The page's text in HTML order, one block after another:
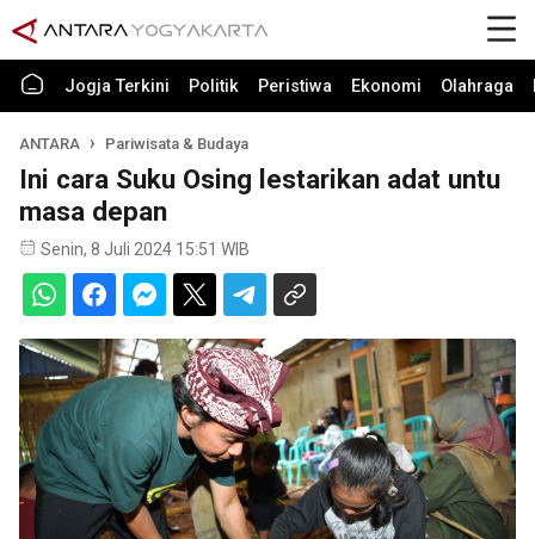
Jogja Terkini Politik Peristiwa Ekonomi Olahraga
ANTARA Pariwisata & Budaya
Ini cara Suku Osing lestarikan adat untu
masa depan
Senin, 8 Juli 2024 15:51 WIB